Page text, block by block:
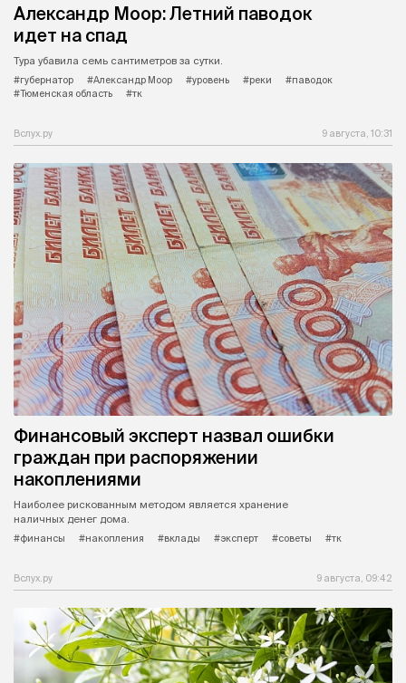
Александр Моор: Летний паводок
идет на спад
Тура убавила семь сантиметров за сутки.
#губернатор
#Александр Моор #уровень #реки
#паводок
#Тюменская область
#тк
Вслух.ру 9 августа, 10:31
Финансовый эксперт назвал ошибки
граждан при распоряжении
накоплениями
Наиболее рискованным методом является хранение
наличных денег дома.
#финансы
#накопления #вклады #эксперт #советы #тк
Вслух.ру 9 августа, 09:42